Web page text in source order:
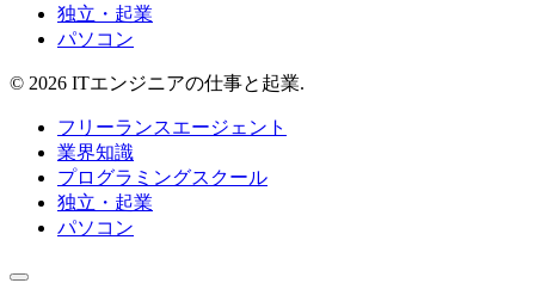
独立・起業
パソコン
© 2026 ITエンジニアの仕事と起業.
フリーランスエージェント
業界知識
プログラミングスクール
独立・起業
パソコン